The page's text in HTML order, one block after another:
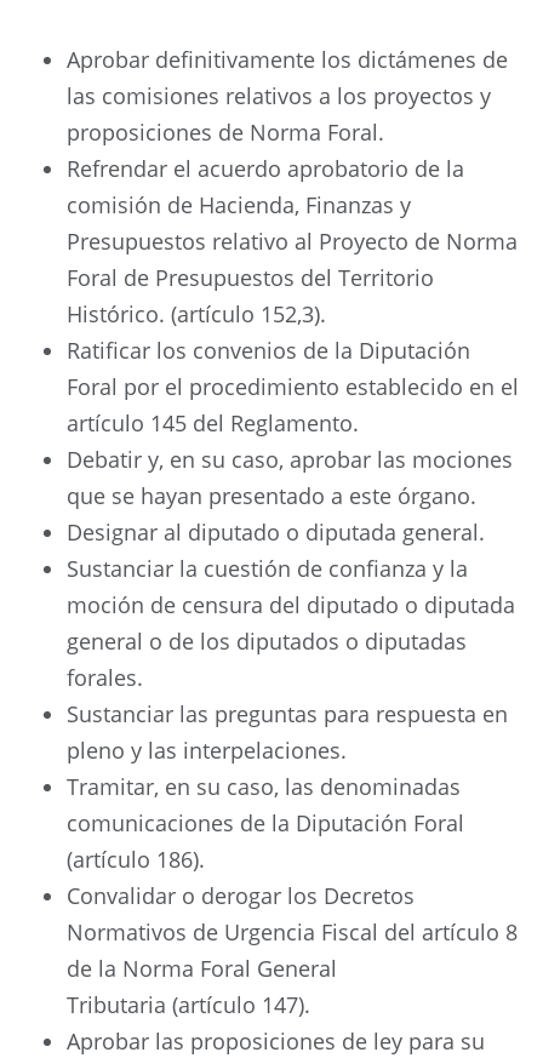
Aprobar definitivamente los dictámenes de
las comisiones relativos a los proyectos y
proposiciones de Norma Foral.
Refrendar el acuerdo aprobatorio de la
comisión de Hacienda, Finanzas y
Presupuestos relativo al Proyecto de Norma
Foral de Presupuestos del Territorio
Histórico. (artículo 152,3).
Ratificar los convenios de la Diputación
Foral por el procedimiento establecido en el
artículo 145 del Reglamento.
Debatir y, en su caso, aprobar las mociones
que se hayan presentado a este órgano.
Designar al diputado o diputada general.
Sustanciar la cuestión de confianza y la
moción de censura del diputado o diputada
general o de los diputados o diputadas
forales.
Sustanciar las preguntas para respuesta en
pleno y las interpelaciones.
Tramitar, en su caso, las denominadas
comunicaciones de la Diputación Foral
(artículo 186).
Convalidar o derogar los Decretos
Normativos de Urgencia Fiscal del artículo 8
de la Norma Foral General
Tributaria (artículo 147).
Aprobar las proposiciones de ley para su